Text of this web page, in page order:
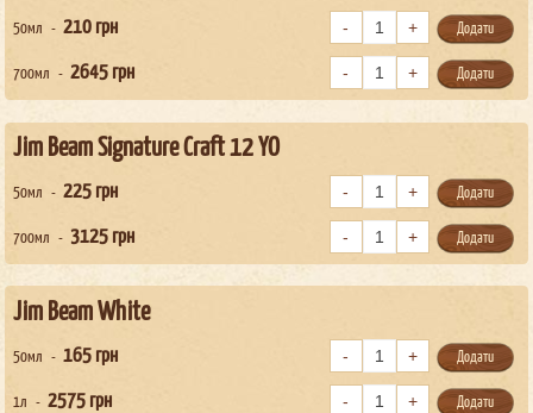
50мл 210 грн Додати
700мл 2645 грн Додати
Jim Beam Signature Craft 12 YO
50мл 225 грн Додати
700мл 3125 грн Додати
Jim Beam White
50мл 165 грн Додати
1л 2575 грн Додати